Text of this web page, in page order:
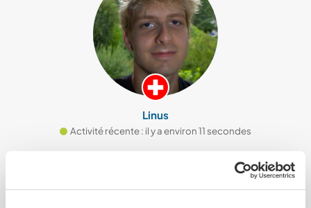
Linus
Activité récente : il y a environ 11 secondes